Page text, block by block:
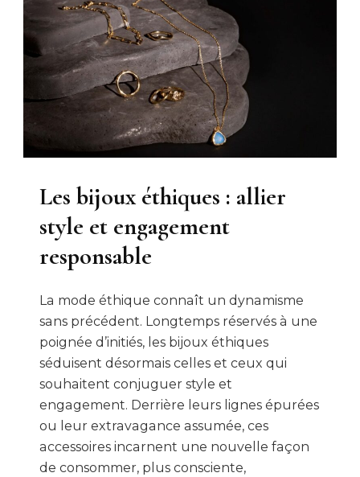
Les bijoux éthiques : allier
style et engagement
responsable
La mode éthique connaît un dynamisme
sans précédent. Longtemps réservés à une
poignée d’initiés, les bijoux éthiques
séduisent désormais celles et ceux qui
souhaitent conjuguer style et
engagement. Derrière leurs lignes épurées
ou leur extravagance assumée, ces
accessoires incarnent une nouvelle façon
de consommer, plus consciente,